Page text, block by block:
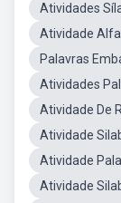
Atividades
Atividade
Palavras
Atividades
Atividade De
Atividade
Atividade
Atividade